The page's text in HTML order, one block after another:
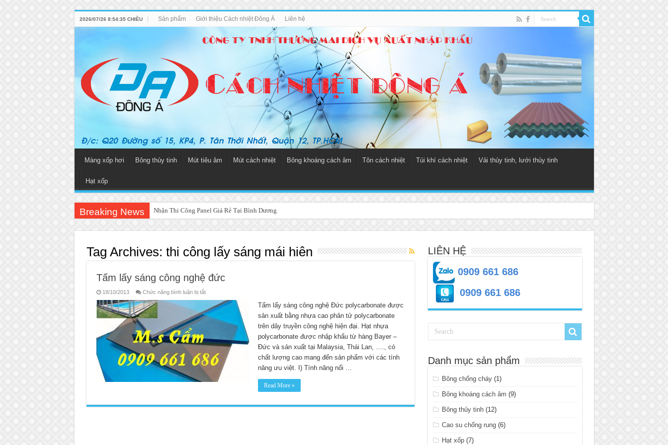
2026/07/26 8:54:35 CHIỀU Sản phẩm Giới thiệu Cách nhiệt Đông Á Liên hệ
Màng xốp hơi Bông thủy tinh Mút tiêu âm Mút cách nhiệt Bông khoáng cách âm Tôn cách nhiệt Túi khí cách nhiệt Vải thủy tinh, lưới thủy tinh
Hạt xốp
Breaking News Nhận Thi Công Panel Giá Rẻ Tại Bình Dương
Tag Archives: thi công lấy sáng mái hiên
Tấm lấy sáng công nghệ đức
18/10/2013 Chức năng bình luận bị tắtở
sáng
công
nghệ
Tấm lấy sáng công nghệ Đức polycarbonate được
sản xuất bằng nhựa cao phân tử polycarbonate
trên dây truyền công nghệ hiện đại. Hạt nhựa
polycarbonate được nhập khẩu từ hàng Bayer –
Đức và sản xuất tại Malaysia, Thái Lan, …., có
chất lượng cao mang đến sản phẩm với các tính
năng ưu việt. I) Tính năng nổi …
Read More »
LIÊN HỆ
0909 661 686
0909 661 686
Danh mục sản phẩm
Bông chống cháy (1)
Bông khoáng cách âm (9)
Bông thủy tinh (12)
Cao su chống rung (6)
Hạt xốp (7)